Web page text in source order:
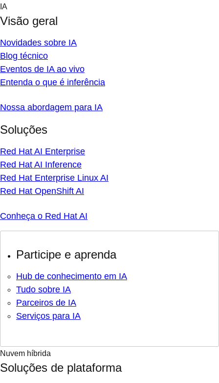
Skip
content
IA
Visão geral
Novidades sobre IA
Blog técnico
Eventos de IA ao vivo
Entenda o que é inferência
Nossa abordagem para IA
Soluções
Red Hat AI Enterprise
Red Hat AI Inference
Red Hat Enterprise Linux AI
Red Hat OpenShift AI
Conheça o Red Hat AI
Participe e aprenda
Hub de conhecimento em IA
Tudo sobre IA
Parceiros de IA
Serviços para IA
Nuvem híbrida
Soluções de plataforma